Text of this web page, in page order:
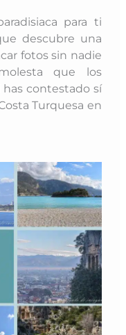
para ti
descubre una
fotos sin nadie
que los
contestado sí
Turquesa en